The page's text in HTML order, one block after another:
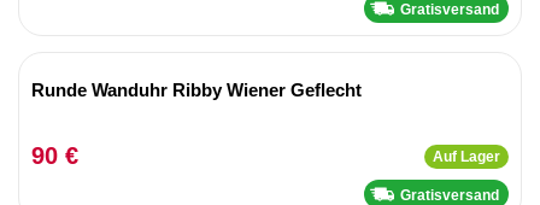
Gratisversand
Runde Wanduhr Ribby Wiener Geflecht
90 € Auf Lager
Gratisversand